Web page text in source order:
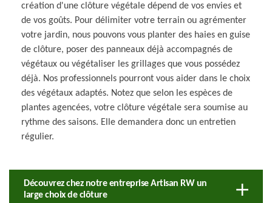
création d'une clôture végétale dépend de vos envies et
de vos goûts. Pour délimiter votre terrain ou agrémenter
votre jardin, nous pouvons vous planter des haies en guise
de clôture, poser des panneaux déjà accompagnés de
végétaux ou végétaliser les grillages que vous possédez
déjà. Nos professionnels pourront vous aider dans le choix
des végétaux adaptés. Notez que selon les espèces de
plantes agencées, votre clôture végétale sera soumise au
rythme des saisons. Elle demandera donc un entretien
régulier.
Découvrez chez notre entreprise Artisan RW un
large choix de clôture